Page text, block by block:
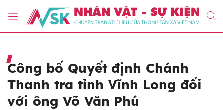
Công bố Quyết định Chánh
Thanh tra tỉnh Vĩnh Long đối
với ông Võ Văn Phú